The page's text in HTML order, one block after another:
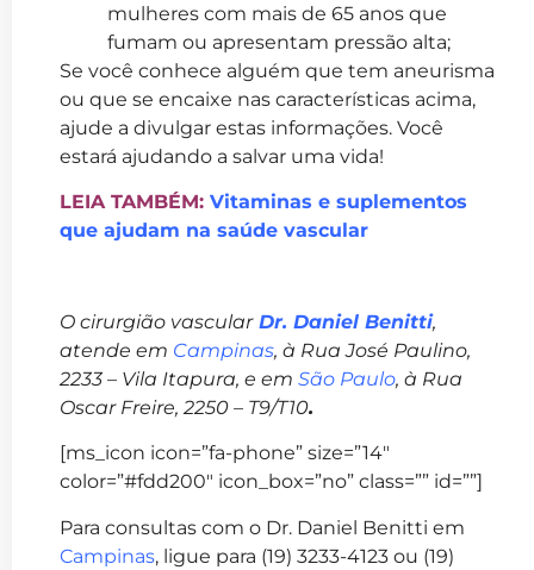
mulheres com mais de 65 anos que
fumam ou apresentam pressão alta;
Se você conhece alguém que tem aneurisma
ou que se encaixe nas características acima,
ajude a divulgar estas informações. Você
estará ajudando a salvar uma vida!
LEIA TAMBÉM: Vitaminas e suplementos
que ajudam na saúde vascular
O cirurgião vascular Dr. Daniel Benitti,
atende em Campinas, à Rua José Paulino,
2233 – Vila Itapura, e em São Paulo, à Rua
Oscar Freire, 2250 – T9/T10.
[ms_icon icon=”fa-phone” size=”14″
color=”#fdd200″ icon_box=”no” class=”” id=””]
Para consultas com o Dr. Daniel Benitti em
Campinas, ligue para (19) 3233-4123 ou (19)